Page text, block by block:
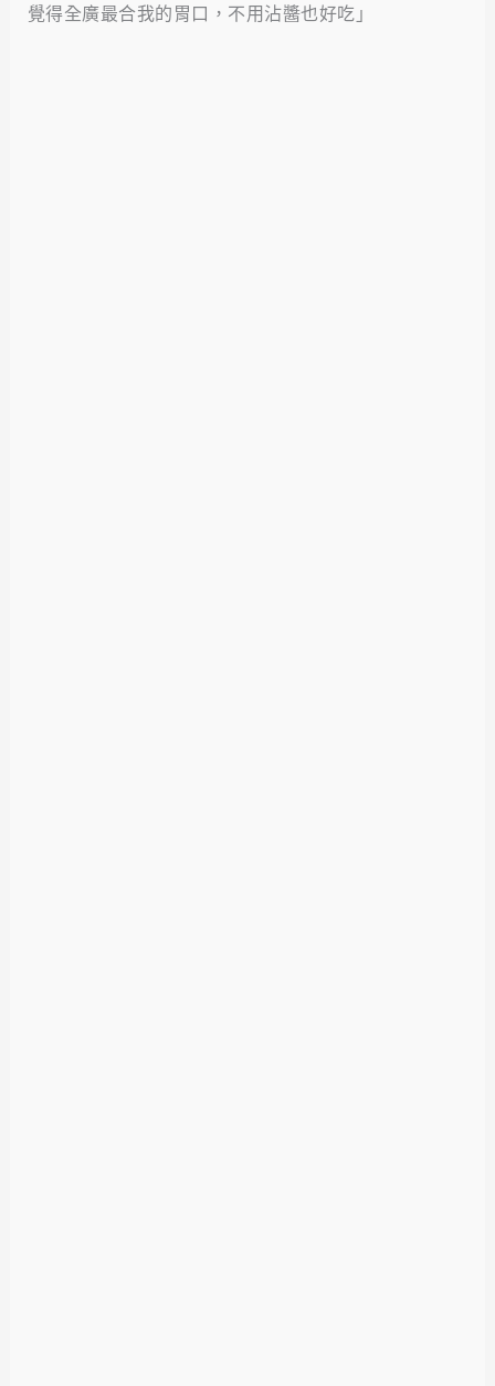
覺得全廣最合我的胃口，不用沾醬也好吃」